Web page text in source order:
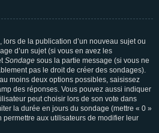
lors de la publication d’un nouveau sujet ou
d’un sujet (si vous en avez les
Sondage sous la partie message (si vous ne
pas le droit de créer des sondages).
moins deux options possibles, saisissez
des réponses. Vous pouvez aussi indiquer
peut choisir lors de son vote dans
la durée en jours du sondage (mettre « 0 »
aux utilisateurs de modifier leur